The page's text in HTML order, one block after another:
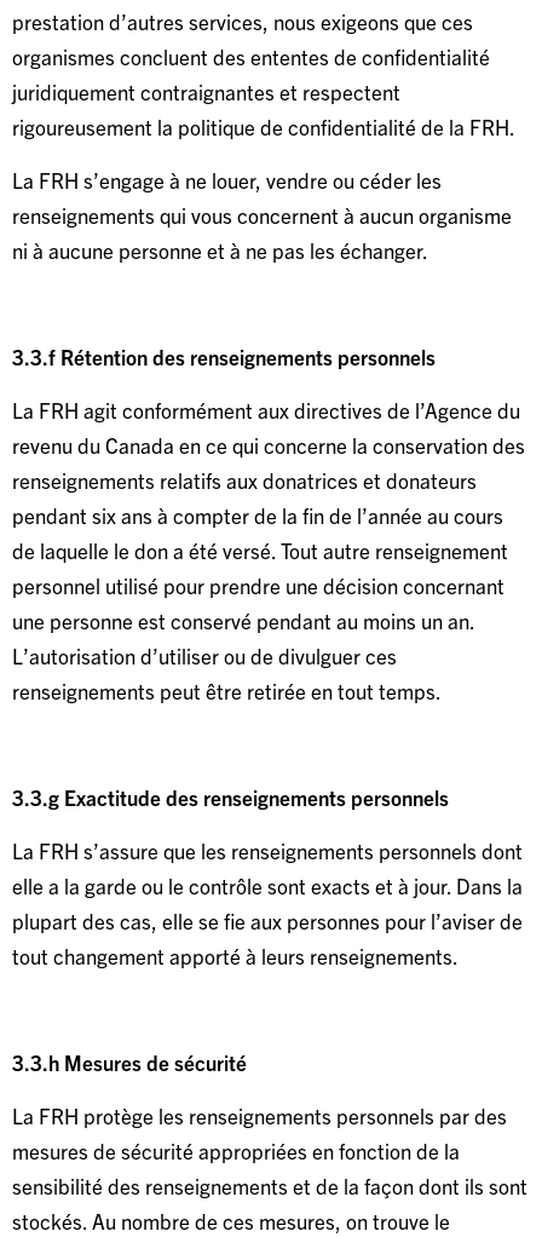
prestation d’autres services, nous exigeons que ces
organismes concluent des ententes de confidentialité
juridiquement contraignantes et respectent
rigoureusement la politique de confidentialité de la FRH.
La FRH s’engage à ne louer, vendre ou céder les
renseignements qui vous concernent à aucun organisme
ni à aucune personne et à ne pas les échanger.
3.3.f Rétention des renseignements personnels
La FRH agit conformément aux directives de l’Agence du
revenu du Canada en ce qui concerne la conservation des
renseignements relatifs aux donatrices et donateurs
pendant six ans à compter de la fin de l’année au cours
de laquelle le don a été versé. Tout autre renseignement
personnel utilisé pour prendre une décision concernant
une personne est conservé pendant au moins un an.
L’autorisation d’utiliser ou de divulguer ces
renseignements peut être retirée en tout temps.
3.3.g Exactitude des renseignements personnels
La FRH s’assure que les renseignements personnels dont
elle a la garde ou le contrôle sont exacts et à jour. Dans la
plupart des cas, elle se fie aux personnes pour l’aviser de
tout changement apporté à leurs renseignements.
3.3.h Mesures de sécurité
La FRH protège les renseignements personnels par des
mesures de sécurité appropriées en fonction de la
sensibilité des renseignements et de la façon dont ils sont
stockés. Au nombre de ces mesures, on trouve le